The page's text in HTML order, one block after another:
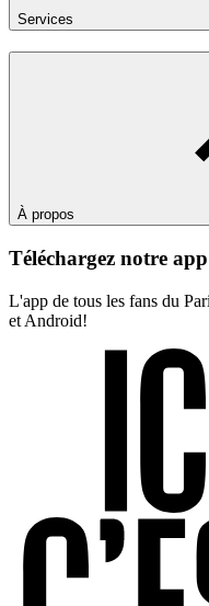
Services
À propos
Téléchargez notre app
L'app de tous les fans du
et Android!